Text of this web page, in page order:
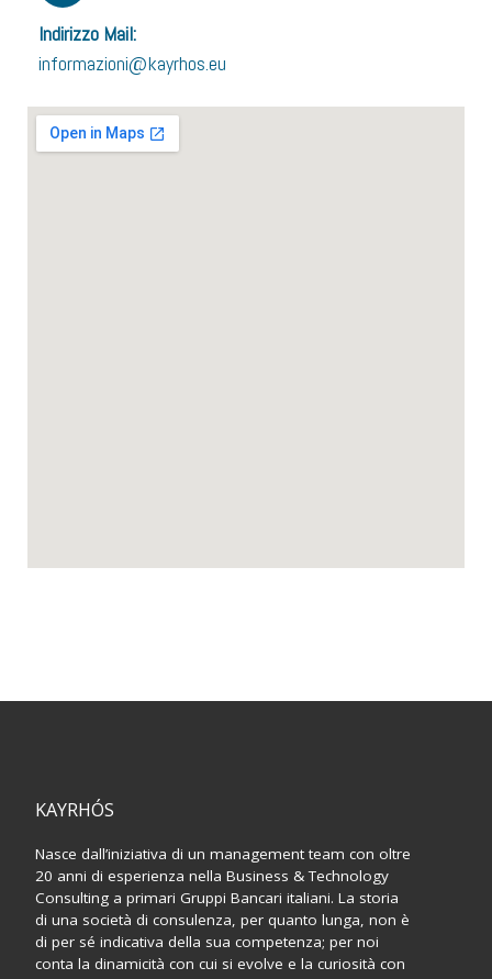
Indirizzo Mail:
informazioni@kayrhos.eu
KAYRHÓS
Nasce dall’iniziativa di un management team con oltre
20 anni di esperienza nella Business & Technology
Consulting a primari Gruppi Bancari italiani. La storia
di una società di consulenza, per quanto lunga, non è
di per sé indicativa della sua competenza; per noi
conta la dinamicità con cui si evolve e la curiosità con